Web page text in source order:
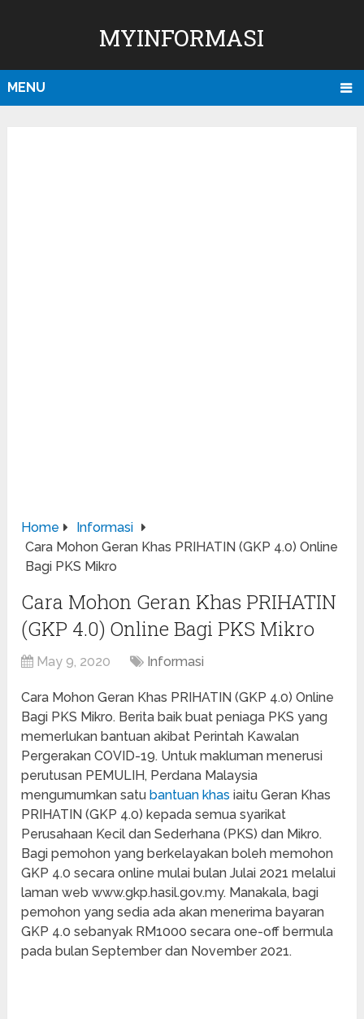
MYINFORMASI
MENU
Home
Informasi
Cara Mohon Geran Khas PRIHATIN (GKP 4.0) Online
Bagi PKS Mikro
Cara Mohon Geran Khas PRIHATIN
(GKP 4.0) Online Bagi PKS Mikro
May 9, 2020 Informasi
Cara Mohon Geran Khas PRIHATIN (GKP 4.0) Online
Bagi PKS Mikro. Berita baik buat peniaga PKS yang
memerlukan bantuan akibat Perintah Kawalan
Pergerakan COVID-19. Untuk makluman menerusi
perutusan PEMULIH, Perdana Malaysia
mengumumkan satu bantuan khas iaitu Geran Khas
PRIHATIN (GKP 4.0) kepada semua syarikat
Perusahaan Kecil dan Sederhana (PKS) dan Mikro.
Bagi pemohon yang berkelayakan boleh memohon
GKP 4.0 secara online mulai bulan Julai 2021 melalui
laman web www.gkp.hasil.gov.my. Manakala, bagi
pemohon yang sedia ada akan menerima bayaran
GKP 4.0 sebanyak RM1000 secara one-off bermula
pada bulan September dan November 2021.